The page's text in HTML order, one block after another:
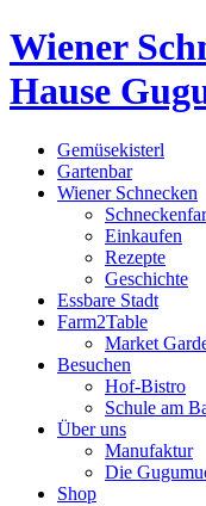
Wiener
Hause
Gemüsekisterl
Gartenbar
Wiener Schnecken
Einkaufen
Rezepte
Geschichte
Essbare Stadt
Farm2Table
Market
Besuchen
Hof-Bistro
Schule am
Über uns
Manufaktur
Die
Shop